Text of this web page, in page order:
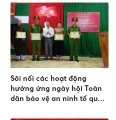
Sôi nổi các hoạt động
hưởng ứng ngày hội Toàn
dân bảo vệ an ninh tổ quốc